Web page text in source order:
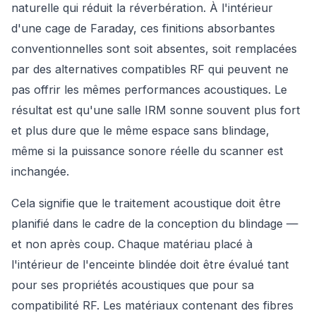
naturelle qui réduit la réverbération. À l'intérieur
d'une cage de Faraday, ces finitions absorbantes
conventionnelles sont soit absentes, soit remplacées
par des alternatives compatibles RF qui peuvent ne
pas offrir les mêmes performances acoustiques. Le
résultat est qu'une salle IRM sonne souvent plus fort
et plus dure que le même espace sans blindage,
même si la puissance sonore réelle du scanner est
inchangée.
Cela signifie que le traitement acoustique doit être
planifié dans le cadre de la conception du blindage —
et non après coup. Chaque matériau placé à
l'intérieur de l'enceinte blindée doit être évalué tant
pour ses propriétés acoustiques que pour sa
compatibilité RF. Les matériaux contenant des fibres